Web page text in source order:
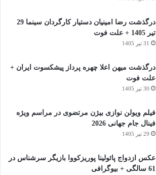
درگذشت رضا امینیان دستیار کارگردان سینما 29
تیر 1405 + علت فوت
31 تیر 1405
درگذشت میهن اعلا چهره پرداز پیشکسوت ایران +
علت فوت
30 تیر 1405
فیلم ویولن نوازی بیژن مرتضوی در مراسم ویژه
فینال جام جهانی 2026
29 تیر 1405
عکس ازدواج پائولینا پوریزکووا بازیگر سرشناس در
61 سالگی + بیوگرافی